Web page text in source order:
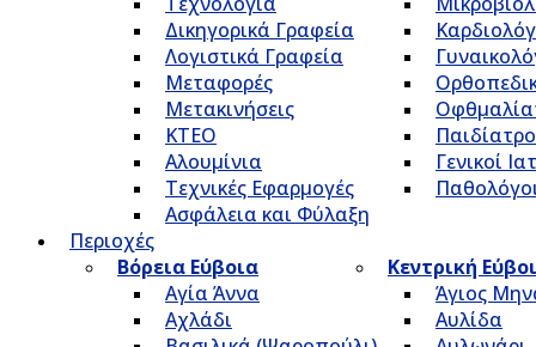
Δικηγορικά Γραφεία
Λογιστικά Γραφεία
Μεταφορές
Μετακινήσεις
ΚΤΕΟ
Αλουμίνια
Τεχνικές Εφαρμογές
Ασφάλεια και Φύλαξη
Γενικοί
Περιοχές
Βόρεια Εύβοια
Αγία Άννα
Αχλάδι
Κεντρική
Άγιος
Αυλίδα